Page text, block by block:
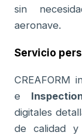
sin
aeronave.
Servicio
CREAFORM
e
digitales
de calidad y